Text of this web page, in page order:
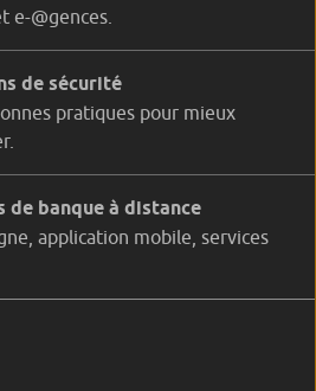
e-@gences.
de sécurité
pratiques pour mieux
de banque à distance
application mobile, services